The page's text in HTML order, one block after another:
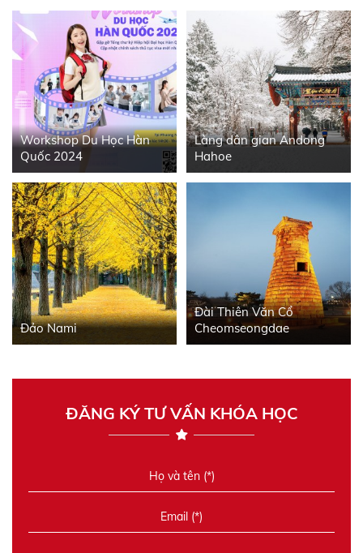
Workshop Du Học Hàn
Quốc 2024
Làng dân gian Andong
Hahoe
Đảo Nami
Đài Thiên Văn Cổ
Cheomseongdae
ĐĂNG KÝ TƯ VẤN KHÓA HỌC